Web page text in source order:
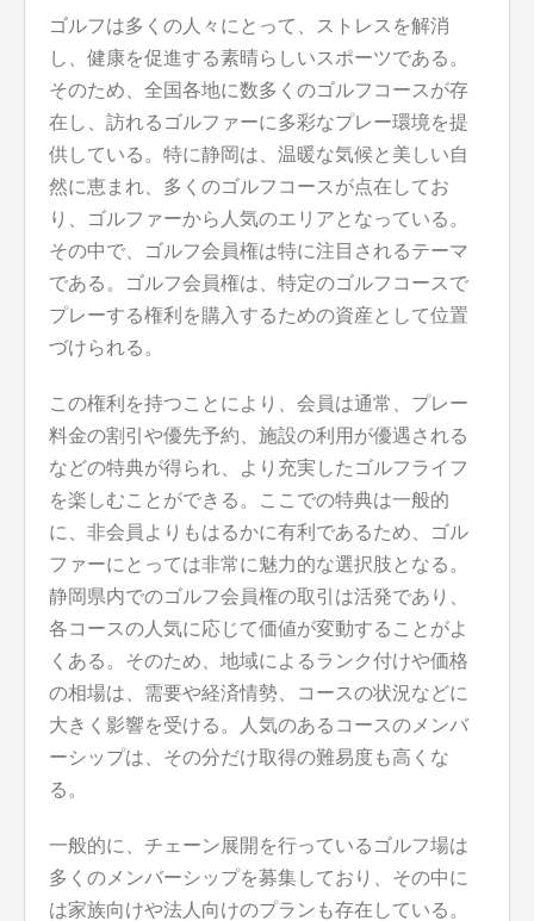
ゴルフは多くの人々にとって、ストレスを解消
し、健康を促進する素晴らしいスポーツである。
そのため、全国各地に数多くのゴルフコースが存
在し、訪れるゴルファーに多彩なプレー環境を提
供している。特に静岡は、温暖な気候と美しい自
然に恵まれ、多くのゴルフコースが点在してお
り、ゴルファーから人気のエリアとなっている。
その中で、ゴルフ会員権は特に注目されるテーマ
である。ゴルフ会員権は、特定のゴルフコースで
プレーする権利を購入するための資産として位置
づけられる。
この権利を持つことにより、会員は通常、プレー
料金の割引や優先予約、施設の利用が優遇される
などの特典が得られ、より充実したゴルフライフ
を楽しむことができる。ここでの特典は一般的
に、非会員よりもはるかに有利であるため、ゴル
ファーにとっては非常に魅力的な選択肢となる。
静岡県内でのゴルフ会員権の取引は活発であり、
各コースの人気に応じて価値が変動することがよ
くある。そのため、地域によるランク付けや価格
の相場は、需要や経済情勢、コースの状況などに
大きく影響を受ける。人気のあるコースのメンバ
ーシップは、その分だけ取得の難易度も高くな
る。
一般的に、チェーン展開を行っているゴルフ場は
多くのメンバーシップを募集しており、その中に
は家族向けや法人向けのプランも存在している。